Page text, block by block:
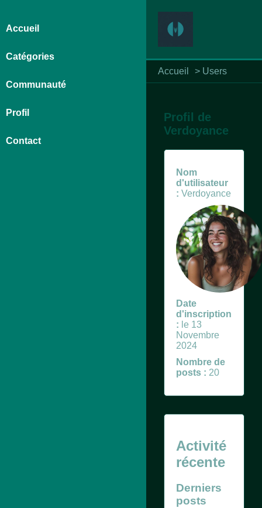
Accueil > Users
Accueil
Catégories
Communauté
Profil
Contact
Profil de
Verdoyance
Nom
d'utilisateur
: Verdoyance
Date
d'inscription
: le 13
Novembre
2024
Nombre de
posts : 20
Activité
récente
Derniers
posts